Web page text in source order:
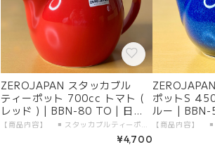
ZEROJAPAN スタッカブル
ティーポット 700cc トマト (
レッド ) | BBN-80 TO | 日本
製 陶器 美濃焼
【商品内容】 ◾️ スタッカブルティーポット 700cc 本体 1つ 【製品仕様】 ◾️ サイズ：700cc ◾️ カラー：トマト ( レッド ) ◾️ 素材 ・本体：陶器（美濃焼） ・金属部分：18-8ステンレス（日本製） ◾️ 生産地：日本、岐阜県土岐市 ◾️ 食洗機：使用可 【生産地】 ◾️ ZEROJAPAN スタッカブルティーポット 700cc 本体：日本製・岐阜県土岐市 金属部分：日本製・新潟県燕市 【加工者】 有限会社 ZERO JAPAN 【販売者】 有限会社ガーラジャパン 【お届けについて】 「宅配便（送料無料）」にて、大切にお届けします。 日付指定が可能です。
¥4,700
ポットS
ルー | BBN-
器 美濃焼